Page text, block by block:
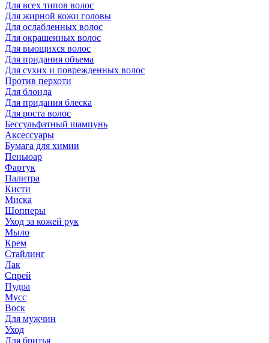
Для всех типов волос
Для жирной кожи головы
Для ослабленных волос
Для окрашенных волос
Для вьющихся волос
Для придания объема
Для сухих и поврежденных волос
Против перхоти
Для блонда
Для придания блеска
Для роста волос
Бессульфатный шампунь
Аксессуары
Бумага для химии
Пеньюар
Фартук
Палитра
Кисти
Миска
Шопперы
Уход за кожей рук
Мыло
Крем
Стайлинг
Лак
Спрей
Пудра
Мусс
Воск
Для мужчин
Уход
Для бритья